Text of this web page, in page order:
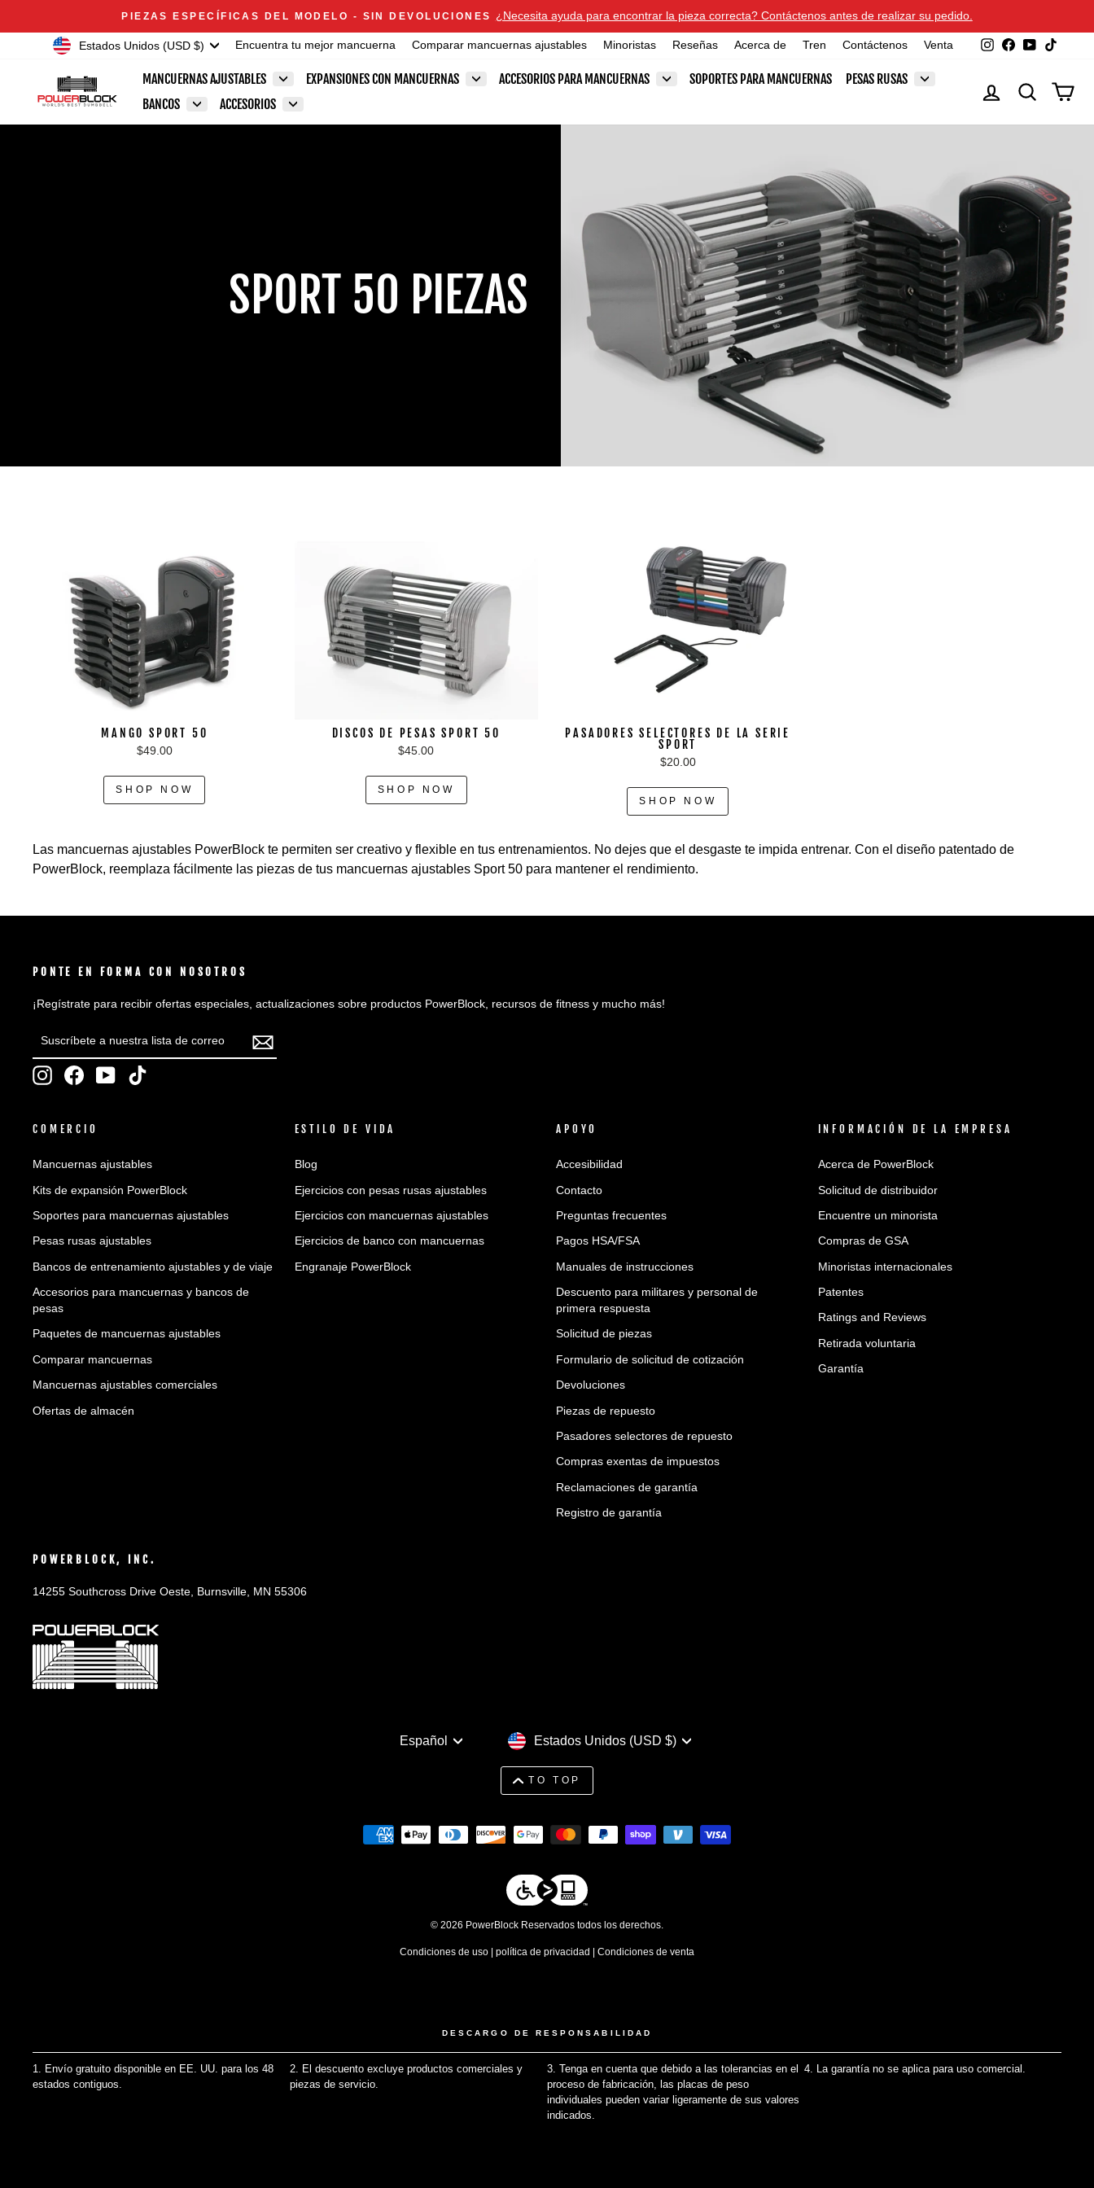
diapositivas
Announcements
PIEZAS ESPECÍFICAS DEL MODELO - SIN DEVOLUCIONES
¿Necesita ayuda para encontrar la pieza correcta? Contáctenos antes de realizar su pedido.
MonedaEstados Unidos (USD $) Encuentra tu mejor mancuerna Comparar mancuernas ajustables Minoristas Reseñas Acerca de Tren Contáctenos Venta Instagram
Facebook
YouTube
MANCUERNAS AJUSTABLES EXPANSIONES CON MANCUERNAS ACCESORIOS PARA MANCUERNAS SOPORTES PARA MANCUERNAS
PESAS RUSAS
BANCOS
ACCESORIOS
INGRESAR BUSCAR
SPORT 50 PIEZAS
MANGO SPORT 50
$49.00
SHOP NOW
DISCOS DE PESAS SPORT 50
$45.00
SHOP NOW
PASADORES SELECTORES DE LA SERIE
SPORT
$20.00
SHOP NOW
Las mancuernas ajustables PowerBlock te permiten ser creativo y flexible en tus entrenamientos. No dejes que el desgaste te impida entrenar. Con el diseño patentado de
PowerBlock, reemplaza fácilmente las piezas de tus mancuernas ajustables Sport 50 para mantener el rendimiento.
PONTE EN FORMA CON NOSOTROS
¡Regístrate para recibir ofertas especiales, actualizaciones sobre productos PowerBlock, recursos de fitness y mucho más!
A
NUESTRA
LISTA
InstagramFacebookYouTube
COMERCIO
Mancuernas ajustables
Kits de expansión PowerBlock
Soportes para mancuernas ajustables
Pesas rusas ajustables
Bancos de entrenamiento ajustables y de viaje
Accesorios para mancuernas y bancos de
pesas
Paquetes de mancuernas ajustables
Comparar mancuernas
Mancuernas ajustables comerciales
Ofertas de almacén
ESTILO DE VIDA
Blog
Ejercicios con pesas rusas ajustables
Ejercicios con mancuernas ajustables
Ejercicios de banco con mancuernas
Engranaje PowerBlock
APOYO
Accesibilidad
Contacto
Preguntas frecuentes
Pagos HSA/FSA
Manuales de instrucciones
Descuento para militares y personal de
primera respuesta
Solicitud de piezas
Formulario de solicitud de cotización
Devoluciones
Piezas de repuesto
Pasadores selectores de repuesto
Compras exentas de impuestos
Reclamaciones de garantía
Registro de garantía
INFORMACIÓN DE LA EMPRESA
Acerca de PowerBlock
Solicitud de distribuidor
Encuentre un minorista
Compras de GSA
Minoristas internacionales
Patentes
Ratings and Reviews
Retirada voluntaria
Garantía
POWERBLOCK, INC.
14255 Southcross Drive Oeste, Burnsville, MN 55306
Idioma
Español MonedaEstados Unidos (USD $)
TO TOP
© 2026 PowerBlock Reservados todos los derechos.
Condiciones de uso | política de privacidad | Condiciones de venta
DESCARGO DE RESPONSABILIDAD
1. Envío gratuito disponible en EE. UU. para los 48
estados contiguos.
2. El descuento excluye productos comerciales y
piezas de servicio.
3. Tenga en cuenta que debido a las tolerancias en el
proceso de fabricación, las placas de peso
individuales pueden variar ligeramente de sus valores
indicados.
4. La garantía no se aplica para uso comercial.